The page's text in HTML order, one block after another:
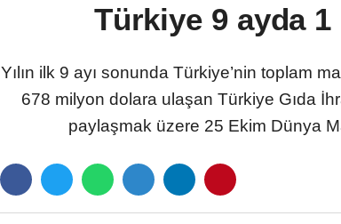
Türkiye 9 ayda
Yılın ilk 9 ayı sonunda Türkiye’nin toplam
678 milyon dolara ulaşan Türkiye Gıda
paylaşmak üzere 25 Ekim Dünya